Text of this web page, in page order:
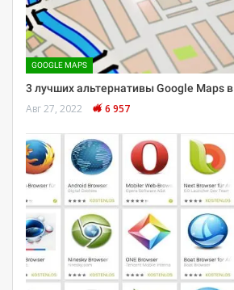
GOOGLE MAPS
3 лучших альтернативы Google Maps
Авг 27, 2022 6 957